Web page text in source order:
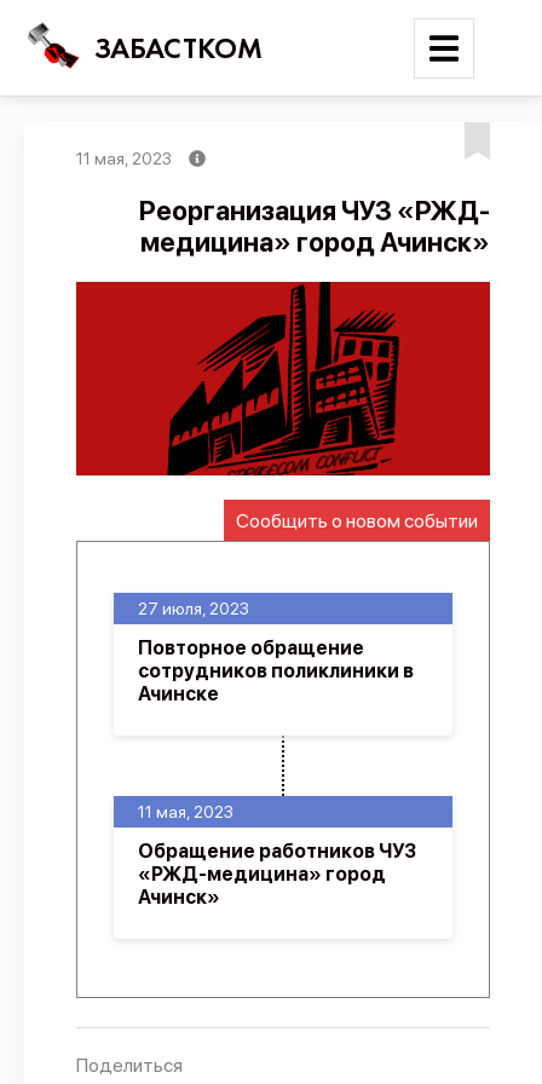
ЗАБАСТКОМ
Поиск
Новости
Карта событий
Трудовые конфликты
Отчеты
Предложить публикацию
API
Политика конфиденциальности
11 мая, 2023
Реорганизация ЧУЗ «РЖД-
медицина» город Ачинск»
Сообщить о новом событии
11 мая, 2023
Обращение работников ЧУЗ
«РЖД-медицина» город
Ачинск»
27 июля, 2023
Повторное обращение
сотрудников поликлиники в
Ачинске
Поделиться